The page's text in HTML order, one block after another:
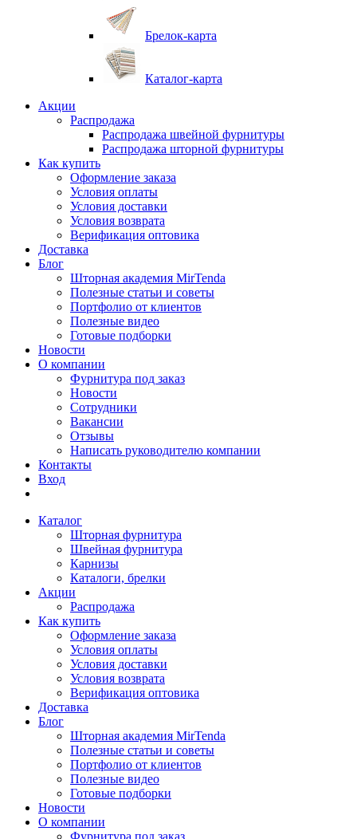
Брелок-карта
Каталог-карта
Акции
Распродажа
Распродажа швейной фурнитуры
Распродажа шторной фурнитуры
Как купить
Оформление заказа
Условия оплаты
Условия доставки
Условия возврата
Верификация оптовика
Доставка
Блог
Шторная академия MirTenda
Полезные статьи и советы
Портфолио от клиентов
Полезные видео
Готовые подборки
Новости
О компании
Фурнитура под заказ
Новости
Сотрудники
Вакансии
Отзывы
Написать руководителю компании
Контакты
Вход
Каталог
Шторная фурнитура
Швейная фурнитура
Карнизы
Каталоги, брелки
Акции
Распродажа
Как купить
Оформление заказа
Условия оплаты
Условия доставки
Условия возврата
Верификация оптовика
Доставка
Блог
Шторная академия MirTenda
Полезные статьи и советы
Портфолио от клиентов
Полезные видео
Готовые подборки
Новости
О компании
Фурнитура под заказ